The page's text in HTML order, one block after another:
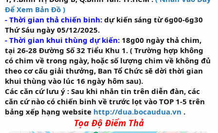
Để Xem Bản Đồ )
- Thời gian thả chiến binh: dự kiến sáng từ 6g00-6g30
Thứ Sáu ngày 05/12/2025.
- Thời gian khui thùng dự kiến: 18g00 ngày thả chim,
tại 26-28 Đường Số 32 Tiểu Khu 1. ( Trường hợp không
có chim về trong ngày, hoặc số lượng chim về không đủ
theo cơ cấu giải thưởng, Ban Tổ Chức sẽ dời thời gian
khui thùng vào lúc 16 ngày hôm sau).
Các căn cứ lưu ý : Sau khi nhắn tin trên diễn đàn, các
căn cứ nào có chiến binh về trước lọt vào TOP 1-5 trên
bảng xếp hạng website http://dua.bocaudua.vn .
Tọa Độ Điểm Thả